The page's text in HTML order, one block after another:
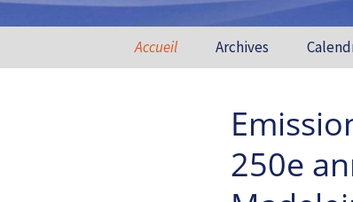
Aller au contenu principal
Accueil Archives
250e